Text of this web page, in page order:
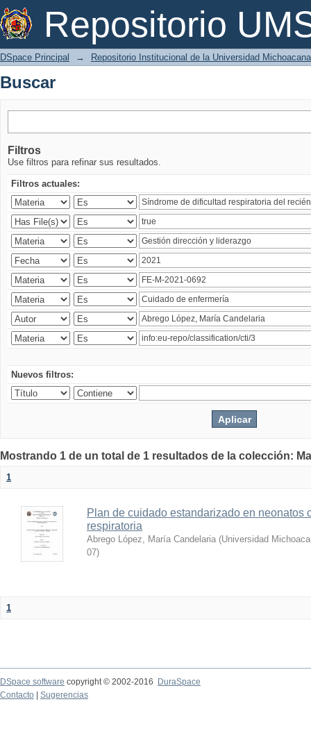
Repositorio
Buscar
DSpace Principal → Repositorio Institucional de la Universidad
Buscar
Filtros
Use filtros para refinar sus resultados.
Filtros actuales:
Nuevos filtros:
Mostrando 1 de un total de 1 resultados de la colección:
1
Plan de cuidado estandarizado en neonatos
respiratoria
Abrego López, María Candelaria (Universidad
07)
1
DSpace software copyright © 2002-2016
DuraSpace
Contacto
Sugerencias